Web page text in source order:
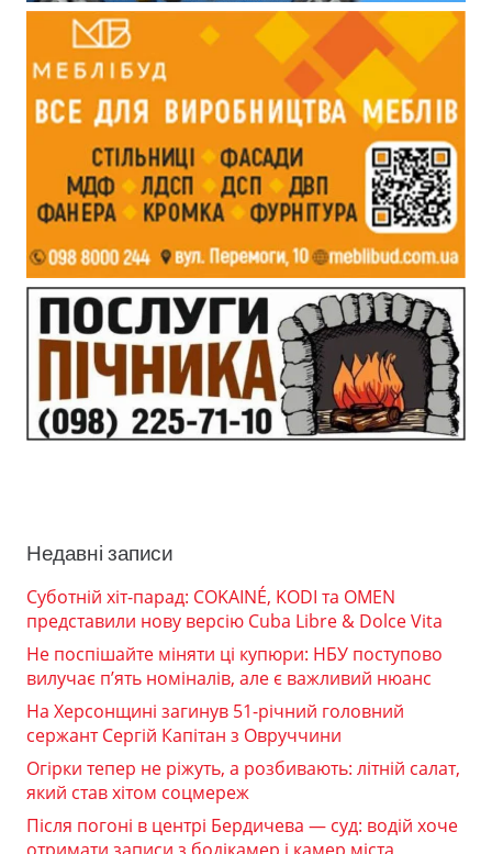
Недавні записи
Суботній хіт-парад: COKAINÉ, KODI та OMEN
представили нову версію Cuba Libre & Dolce Vita
Не поспішайте міняти ці купюри: НБУ поступово
вилучає п’ять номіналів, але є важливий нюанс
На Херсонщині загинув 51-річний головний
сержант Сергій Капітан з Овруччини
Огірки тепер не ріжуть, а розбивають: літній салат,
який став хітом соцмереж
Після погоні в центрі Бердичева — суд: водій хоче